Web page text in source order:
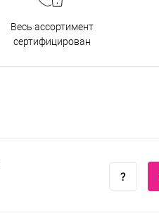
Весь ассортимент
сертифицирован